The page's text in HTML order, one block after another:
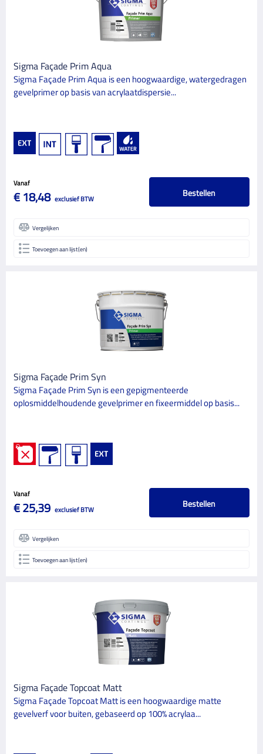
Sigma Façade Prim Aqua
Sigma Façade Prim Aqua is een hoogwaardige, watergedragen
gevelprimer op basis van acrylaatdispersie...
Vanaf
€ 18,48 exclusief BTW Bestellen
Vergelijken
Toevoegen aan lijst(en)
Sigma Façade Prim Syn
Sigma Façade Prim Syn is een gepigmenteerde
oplosmiddelhoudende gevelprimer en fixeermiddel op basis...
Vanaf
€ 25,39 exclusief BTW Bestellen
Vergelijken
Toevoegen aan lijst(en)
Sigma Façade Topcoat Matt
Sigma Façade Topcoat Matt is een hoogwaardige matte
gevelverf voor buiten, gebaseerd op 100% acrylaa...